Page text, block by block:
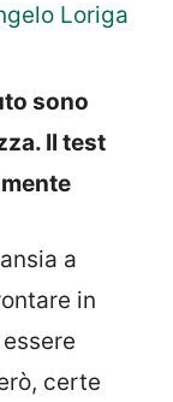
Loriga
sono
Il test
a
in
certe